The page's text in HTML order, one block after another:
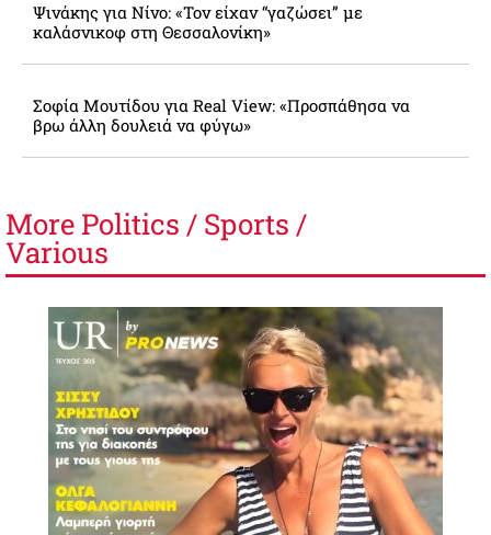
Ψινάκης για Νίνο: «Τον είχαν “γαζώσει” με
καλάσνικοφ στη Θεσσαλονίκη»
Σοφία Μουτίδου για Real View: «Προσπάθησα να
βρω άλλη δουλειά να φύγω»
More Politics / Sports /
Various